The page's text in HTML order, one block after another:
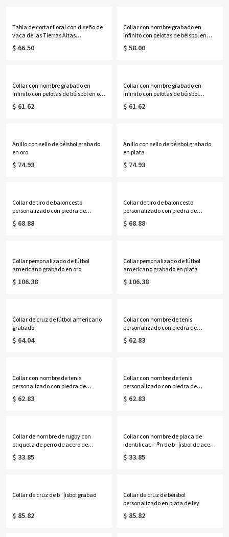
Tabla de cortar floral con diseño de
vaca de las Tierras Altas
personalizada con nombre, tabla
para servir embutidos de estilo
mamá/ella.
$ 66.50
Collar con nombre grabado en
infinito con pelotas de béisbol en
plata de ley
$ 58.00
Collar con nombre grabado en
infinito con pelotas de béisbol en oro
rosa
$ 61.62
Collar con nombre grabado en
infinito con pelotas de béisbol
bañado en oro
$ 61.62
Anillo con sello de béisbol grabado
en oro
$ 74.93
Anillo con sello de béisbol grabado
en plata
$ 74.93
Collar de tiro de baloncesto
personalizado con piedra de
nacimiento en oro
$ 68.88
Collar de tiro de baloncesto
personalizado con piedra de
nacimiento en plata
$ 68.88
Collar personalizado de fútbol
americano grabado en oro
$ 106.38
Collar personalizado de fútbol
americano grabado en plata
$ 106.38
Collar de cruz de fútbol americano
grabado
$ 64.04
Collar con nombre de tenis
personalizado con piedra de
nacimiento en oro rosa
$ 62.83
Collar con nombre de tenis
personalizado con piedra de
nacimiento en oro
$ 62.83
Collar con nombre de tenis
personalizado con piedra de
nacimiento en plata
$ 62.83
Collar de nombre de rugby con
etiqueta de perro de acero de
titanio para hombre
$ 33.85
Collar con nombre de placa de
identificaci¨®n de b¨¦isbol de acero
titan
$ 33.85
Collar de cruz de b¨¦isbol grabad
$ 85.82
Collar de cruz de béisbol
personalizado en plata de ley
$ 85.82